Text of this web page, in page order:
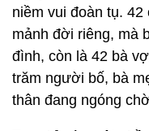
niềm vui đoàn tụ.
mảnh đời riêng, mà
đình, còn là 42 bà
trăm người bố, bà
thân đang ngóng